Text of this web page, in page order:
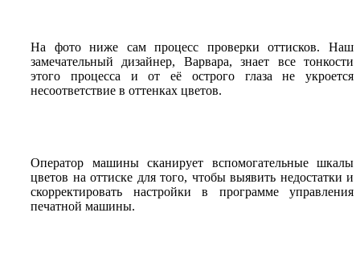
На фото ниже сам процесс проверки оттисков. Наш
замечательный дизайнер, Варвара, знает все тонкости
этого процесса и от её острого глаза не укроется
несоответствие в оттенках цветов.
Оператор машины сканирует вспомогательные шкалы
цветов на оттиске для того, чтобы выявить недостатки и
скорректировать настройки в программе управления
печатной машины.